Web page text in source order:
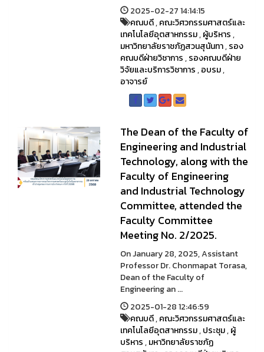
2025-02-27 14:14:15
คณบดี,คณะวิศวกรรมศาสตร์และ
เทคโนโลยีอุตสาหกรรม,ผู้บริหาร,
มหาวิทยาลัยราชภัฏสวนสุนันทา,รอง
คณบดีฝ่ายวิชาการ,รองคณบดีฝ่าย
วิจัยและบริการวิชาการ,อบรม,
อาจารย์
The Dean of the Faculty of
Engineering and Industrial
Technology, along with the
Faculty of Engineering
and Industrial Technology
Committee, attended the
Faculty Committee
Meeting No. 2/2025.
On January 28, 2025, Assistant
Professor Dr. Chonmapat Torasa,
Dean of the Faculty of
Engineering an ...
2025-01-28 12:46:59
คณบดี,คณะวิศวกรรมศาสตร์และ
เทคโนโลยีอุตสาหกรรม,ประชุม,ผู้
บริหาร,มหาวิทยาลัยราชภัฏ